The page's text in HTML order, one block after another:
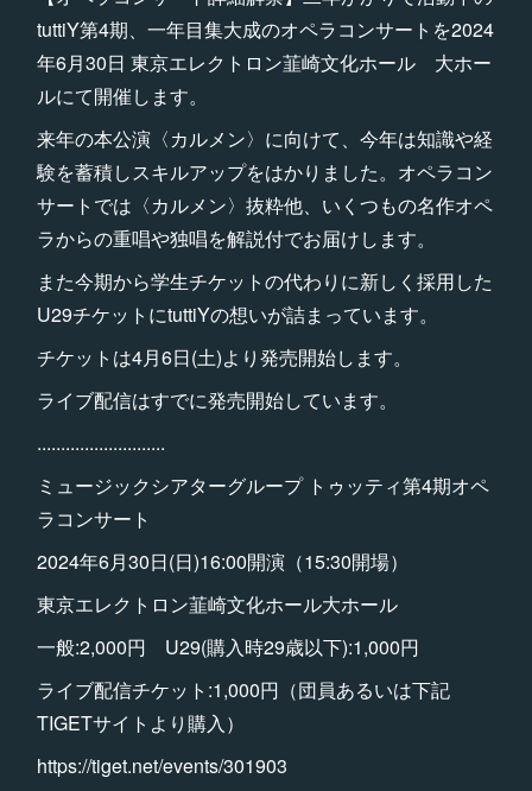
tuttiY第4期、一年目集大成のオペラコンサートを2024
年6月30日 東京エレクトロン韮崎文化ホール 大ホー
ルにて開催します。
来年の本公演〈カルメン〉に向けて、今年は知識や経
験を蓄積しスキルアップをはかりました。オペラコン
サートでは〈カルメン〉抜粋他、いくつもの名作オペ
ラからの重唱や独唱を解説付でお届けします。
また今期から学生チケットの代わりに新しく採用した
U29チケットにtuttiYの想いが詰まっています。
チケットは4月6日(土)より発売開始します。
ライブ配信はすでに発売開始しています。
...........................
ミュージックシアターグループ トゥッティ第4期オペ
ラコンサート
2024年6月30日(日)16:00開演（15:30開場）
東京エレクトロン韮崎文化ホール大ホール
一般:2,000円 U29(購入時29歳以下):1,000円
ライブ配信チケット:1,000円（団員あるいは下記
TIGETサイトより購入）
https://tiget.net/events/301903